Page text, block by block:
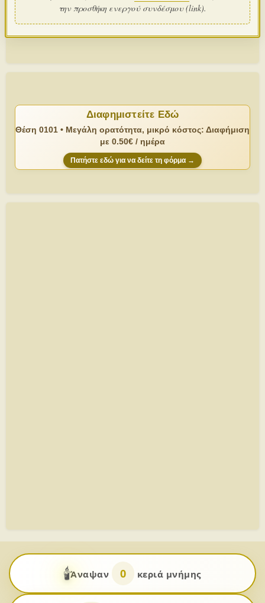
την προσθήκη ενεργού συνδέσμου (link).
Διαφημιστείτε Εδώ
Θέση 0101 • Μεγάλη ορατότητα, μικρό κόστος: Διαφήμιση
με 0.50€ / ημέρα
Πατήστε εδώ για να δείτε τη φόρμα →
🕯️Άναψαν 0 κεριά μνήμης